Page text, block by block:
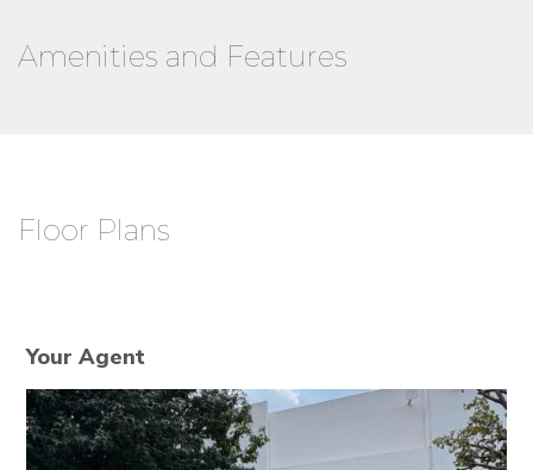
Amenities and Features
Floor Plans
Your Agent